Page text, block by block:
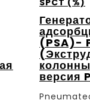
(PSA)-
версия